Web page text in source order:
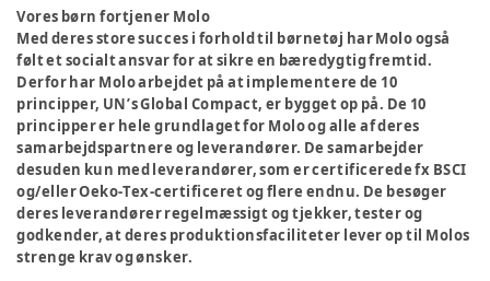
Vores børn fortjener Molo
Med deres store succes i forhold til børnetøj har Molo også
følt et socialt ansvar for at sikre en bæredygtig fremtid.
Derfor har Molo arbejdet på at implementere de 10
principper, UN’s Global Compact, er bygget op på. De 10
principper er hele grundlaget for Molo og alle af deres
samarbejdspartnere og leverandører. De samarbejder
desuden kun med leverandører, som er certificerede fx BSCI
og/eller Oeko-Tex-certificeret og flere endnu. De besøger
deres leverandører regelmæssigt og tjekker, tester og
godkender, at deres produktionsfaciliteter lever op til Molos
strenge krav og ønsker.